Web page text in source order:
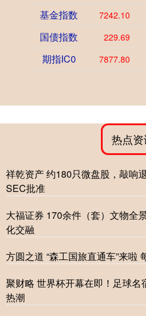
基金指数 7242.10
国债指数 229.69
期指IC0 7877.80
热点
祥乾资产 约180只微盘股，敲响
SEC批准
大福证券 170余件（套）文物全
化交融
方圆之道 “森工国旅直通车”来啦
聚财略 世界杯开幕在即！足球名
热潮